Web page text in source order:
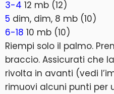
3-4 12 mb (12)
5 dim, dim, 8 mb (10)
6-18 10 mb (10)
Riempi solo il palmo.
braccio. Assicurati che
rivolta in avanti (vedi
rimuovi alcuni punti per